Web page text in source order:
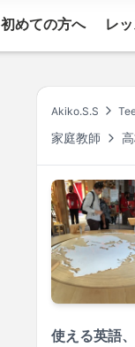
初めての方へ レ
Akiko.S.S
家庭教師
使える英語